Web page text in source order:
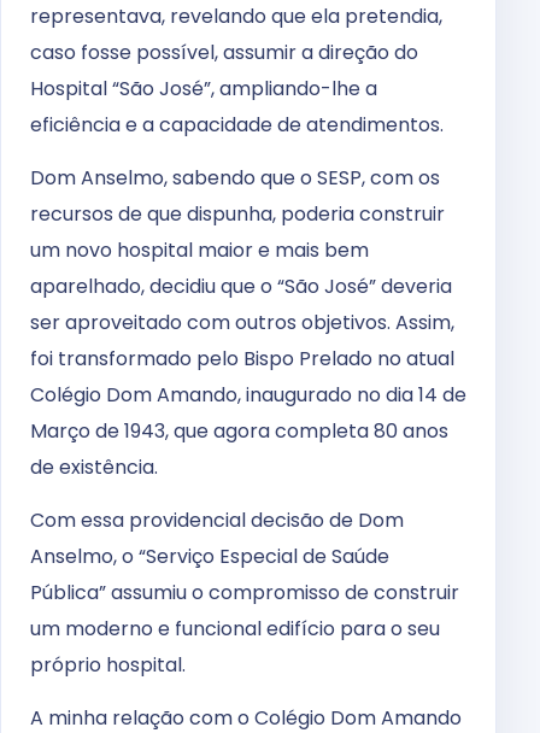
representava, revelando que ela pretendia,
caso fosse possível, assumir a direção do
Hospital “São José”, ampliando-lhe a
eficiência e a capacidade de atendimentos.
Dom Anselmo, sabendo que o SESP, com os
recursos de que dispunha, poderia construir
um novo hospital maior e mais bem
aparelhado, decidiu que o “São José” deveria
ser aproveitado com outros objetivos. Assim,
foi transformado pelo Bispo Prelado no atual
Colégio Dom Amando, inaugurado no dia 14 de
Março de 1943, que agora completa 80 anos
de existência.
Com essa providencial decisão de Dom
Anselmo, o “Serviço Especial de Saúde
Pública” assumiu o compromisso de construir
um moderno e funcional edifício para o seu
próprio hospital.
A minha relação com o Colégio Dom Amando